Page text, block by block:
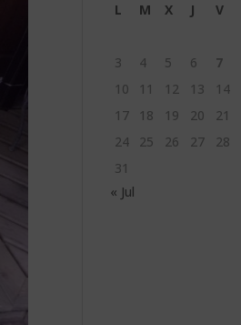
L M X J V
3
4 5 6 7
10
11 12 13 14
17
18 19 20 21
24
25 26 27 28
31
« Jul